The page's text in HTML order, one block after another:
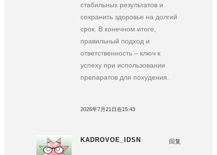
стабильных результатов и
сохранить здоровье на долгий
срок. В конечном итоге,
правильный подход и
ответственность – ключ к
успеху при использовании
препаратов для похудения.
2026年7月21日在15:43
KADROVOE_IDSN 回复